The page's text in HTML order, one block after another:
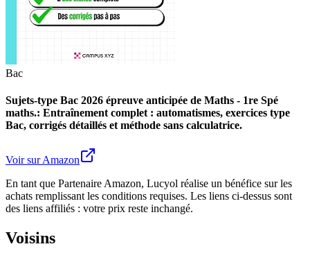
Bac
Sujets-type Bac 2026 épreuve anticipée de Maths - 1re Spé
maths.: Entraînement complet : automatismes, exercices type
Bac, corrigés détaillés et méthode sans calculatrice.
Voir sur Amazon
En tant que Partenaire Amazon, Lucyol réalise un bénéfice sur les
achats remplissant les conditions requises. Les liens ci-dessus sont
des liens affiliés : votre prix reste inchangé.
Voisins